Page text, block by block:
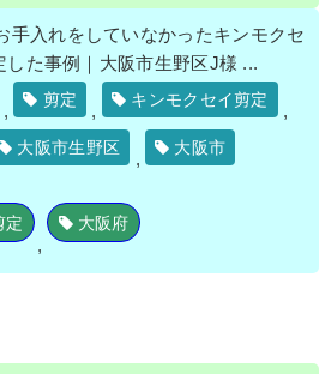
入れをしていなかったキンモクセ
した事例｜大阪市生野区J様 ...
,
剪定
,
キンモクセイ剪定
,
大阪市生野区
,
大阪市
定
,
大阪府